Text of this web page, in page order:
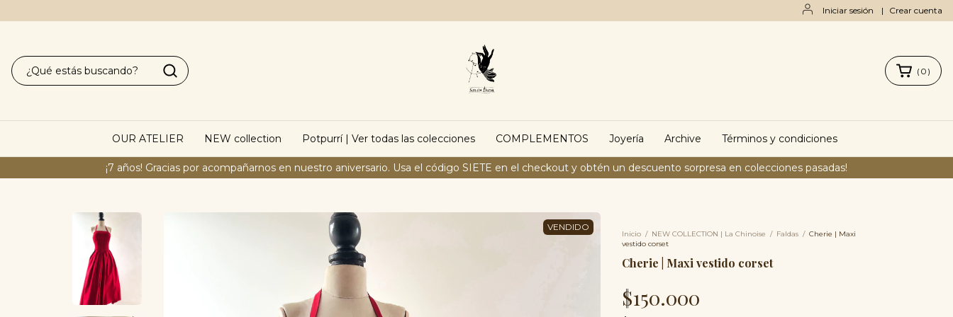
Iniciar sesión | Crear cuenta
¡7 años! Gracias por acompañarnos en nuestro aniversario. Usa el código SIETE en el checkout y obtén un descuento sorpresa en colecciones pasadas!
( 0 )
OUR ATELIER NEW collection Potpurrí | Ver todas las colecciones COMPLEMENTOS Joyería Archive Términos y condiciones
Inicio / NEW COLLECTION | La Chinoise / Faldas / Cherie | Maxi
vestido corset
Cherie | Maxi vestido corset
$150.000